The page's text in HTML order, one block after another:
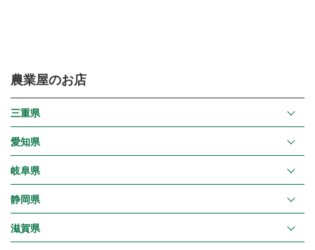
農業屋のお店
三重県
愛知県
岐阜県
静岡県
滋賀県